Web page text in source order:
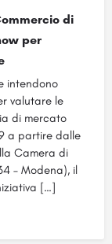
di
per
intendono
valutare le
di mercato
a partire dalle
Camera di
– Modena), il
[…]